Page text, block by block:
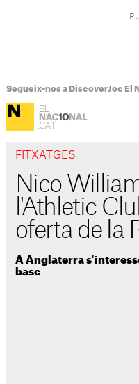
Segueix-nos a DiscoverJoc El
FITXATGES
Nico
l'Athletic
oferta de la
A Anglaterra
basc